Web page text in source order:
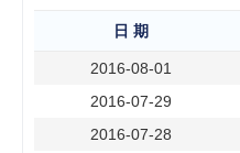
日 期
2016-08-01
2016-07-29
2016-07-28